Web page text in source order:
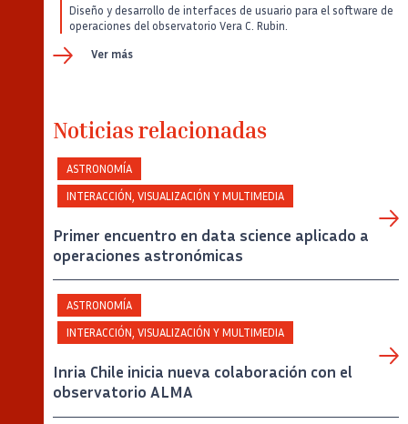
Diseño y desarrollo de interfaces de usuario para el software de
operaciones del observatorio Vera C. Rubin.
Ver más
Noticias relacionadas
ASTRONOMÍA
INTERACCIÓN, VISUALIZACIÓN Y MULTIMEDIA
Primer encuentro en data science aplicado a
operaciones astronómicas
ASTRONOMÍA
INTERACCIÓN, VISUALIZACIÓN Y MULTIMEDIA
Inria Chile inicia nueva colaboración con el
observatorio ALMA